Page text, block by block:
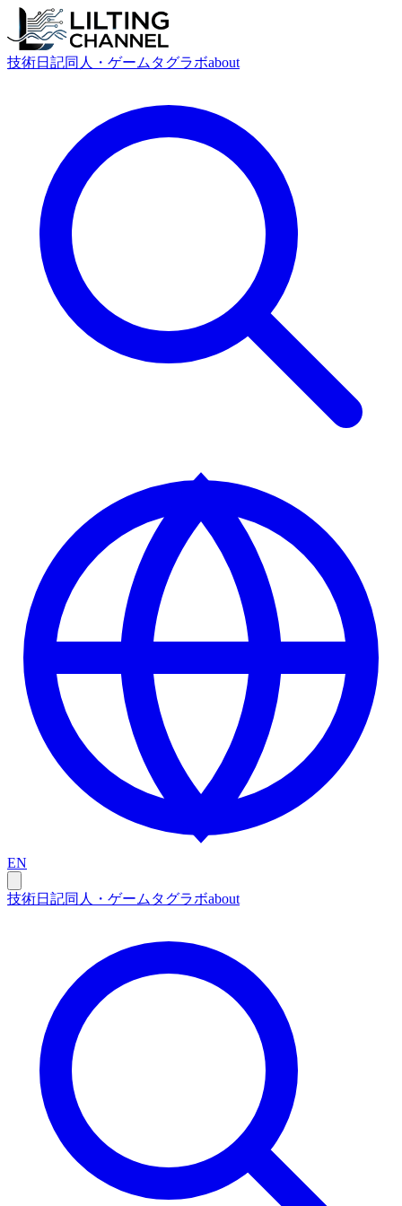
技術日記同人・ゲーム タグラボabout
EN
技術日記同人・ゲーム タグラボabout